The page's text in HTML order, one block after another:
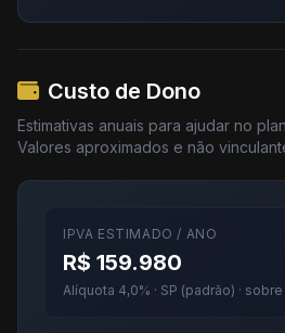
Custo de Dono
Estimativas anuais para ajudar no
Valores aproximados e não
IPVA ESTIMADO / ANO
R$ 159.980
Alíquota 4,0% · SP (padrão) · sobre